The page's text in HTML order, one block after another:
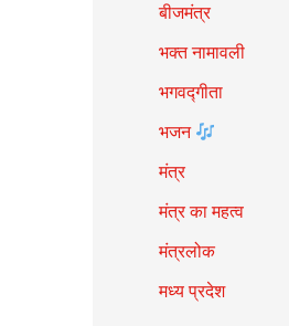
बीजमंत्र
भक्त नामावली
भगवद्गीता
भजन
मंत्र
मंत्र का महत्व
मंत्रलोक
मध्य प्रदेश